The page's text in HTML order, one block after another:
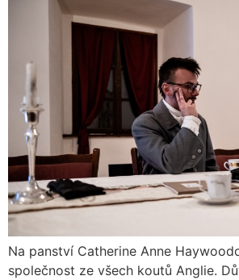
Na panství Catherine Anne
společnost ze všech koutů Anglie.